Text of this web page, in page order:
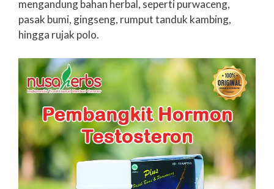
mengandung bahan herbal, seperti purwaceng,
pasak bumi, gingseng, rumput tanduk kambing,
hingga rujak polo.